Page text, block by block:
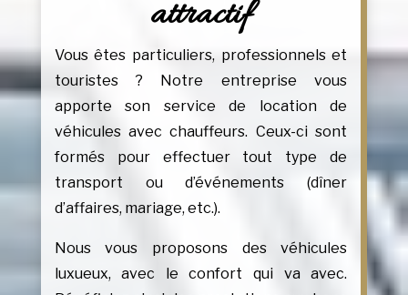
attractif
Vous êtes particuliers, professionnels et
touristes ? Notre entreprise vous
apporte son service de location de
véhicules avec chauffeurs. Ceux-ci sont
formés pour effectuer tout type de
transport ou d’événements (dîner
d’affaires, mariage, etc.).
Nous vous proposons des véhicules
luxueux, avec le confort qui va avec.